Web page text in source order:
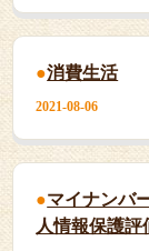
消費生活
2021-08-06
マイナンバ
人情報保護評